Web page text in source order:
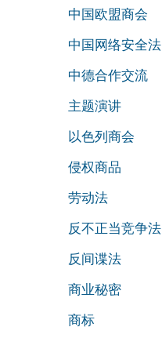
中国欧盟商会
中国网络安全法
中德合作交流
主题演讲
以色列商会
侵权商品
劳动法
反不正当竞争法
反间谍法
商业秘密
商标